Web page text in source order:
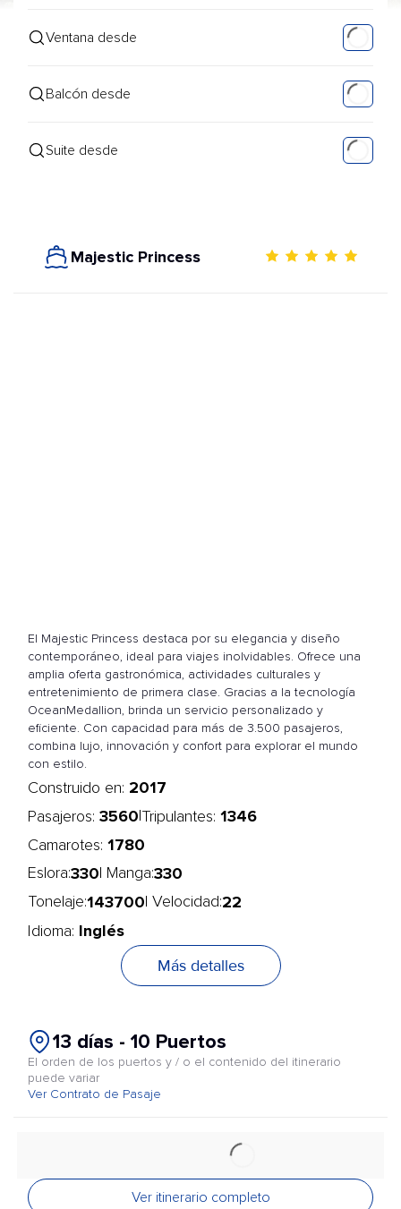
Ventana desde
Balcón desde
Suite desde
Majestic Princess
El Majestic Princess destaca por su elegancia y diseño
contemporáneo, ideal para viajes inolvidables. Ofrece una
amplia oferta gastronómica, actividades culturales y
entretenimiento de primera clase. Gracias a la tecnología
OceanMedallion, brinda un servicio personalizado y
eficiente. Con capacidad para más de 3.500 pasajeros,
combina lujo, innovación y confort para explorar el mundo
con estilo.
Construido en: 2017
Pasajeros: 3560 Tripulantes: 1346
Camarotes: 1780
Eslora:330 | Manga:330
Tonelaje:143700 | Velocidad:22
Idioma: Inglés
Más detalles
13 días - 10 Puertos
El orden de los puertos y / o el contenido del itinerario
puede variar
Ver Contrato de Pasaje
Ver itinerario completo